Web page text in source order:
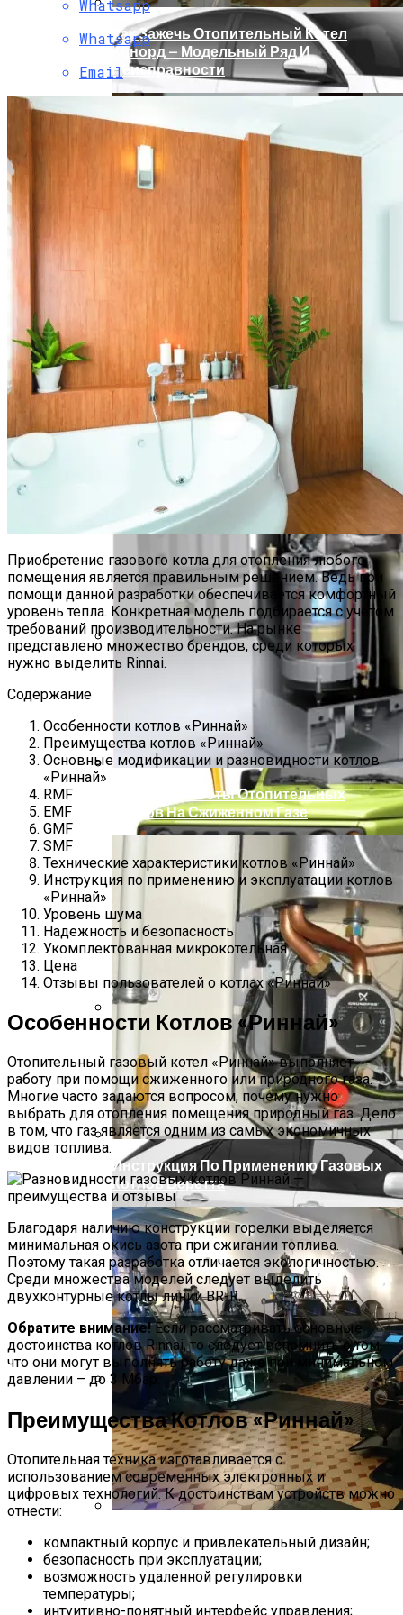
В Каких Странах Собирают Ford Focus 4
Топ Самых Лучших Автомобильных
Заправочные Объемы И Марки ГСМ
Сузуки Джимни III(JB43)
Основные Неисправности Лексус
РХ350 II И Его Слабые Места
Как Зажечь Отопительный Котел
Конорд — Модельный Ряд И
Неисправности
Основные Виды Газовых Котлов
Беретта И Популярные Модели
Принцип Работы Отопительных
Котлов На Сжиженном Газе
Инструкция По Применению Газовых
Котлов Беретта
Как Работает Паровой Котел —
Назначение И Типы
Whatsapp
Whatsapp
Email
Приобретение газового котла для отопления любого
помещения является правильным решением. Ведь при
помощи данной разработки обеспечивается комфортный
уровень тепла. Конкретная модель подбирается с учётом
требований производительности. На рынке
представлено множество брендов, среди которых
нужно выделить Rinnai.
Содержание
Особенности котлов «Риннай»
Преимущества котлов «Риннай»
Основные модификации и разновидности котлов
«Риннай»
RMF
EMF
GMF
SMF
Технические характеристики котлов «Риннай»
Инструкция по применению и эксплуатации котлов
«Риннай»
Уровень шума
Надежность и безопасность
Укомплектованная микрокотельная
Цена
Отзывы пользователей о котлах «Риннай»
Особенности Котлов «Риннай»
Отопительный газовый котел «Риннай» выполняет
работу при помощи сжиженного или природного газа.
Многие часто задаются вопросом, почему нужно
выбрать для отопления помещения природный газ. Дело
в том, что газ является одним из самых экономичных
видов топлива.
Благодаря наличию конструкции горелки выделяется
минимальная окись азота при сжигании топлива.
Поэтому такая разработка отличается экологичностью.
Среди множества моделей следует выделить
двухконтурные котлы линии BR-R.
Обратите внимание!Если рассматривать основные
достоинства котлов Rinnai, то следует вспомнить о том,
что они могут выполнять работу даже при минимальном
давлении – до 3 Мбар.
Преимущества Котлов «Риннай»
Отопительная техника изготавливается с
использованием современных электронных и
цифровых технологий. К достоинствам устройств можно
отнести:
компактный корпус и привлекательный дизайн;
безопасность при эксплуатации;
возможность удаленной регулировки
температуры;
интуитивно-понятный интерфейс управления;